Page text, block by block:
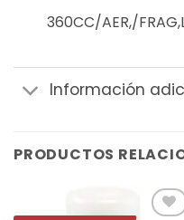
360CC/AER,/
Información
PRODUCTOS